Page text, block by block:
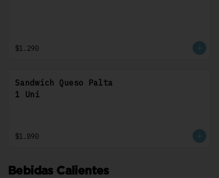
$1.290
Sandwich Queso Palta
1 Uni
$1.890
Bebidas Calientes